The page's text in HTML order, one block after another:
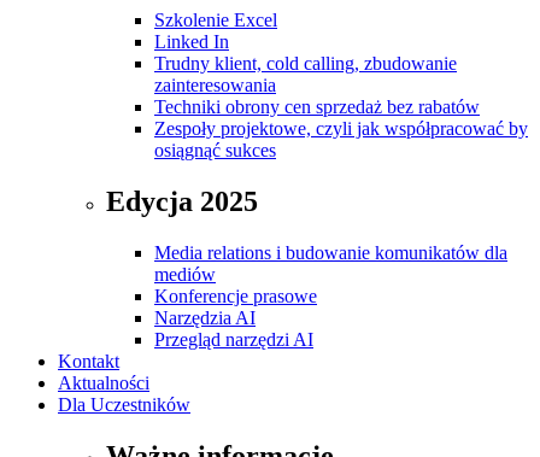
Szkolenie Excel
Linked In
Trudny klient, cold calling, zbudowanie
zainteresowania
Techniki obrony cen sprzedaż bez rabatów
Zespoły projektowe, czyli jak współpracować by
osiągnąć sukces
Edycja 2025
Media relations i budowanie komunikatów dla
mediów
Konferencje prasowe
Narzędzia AI
Przegląd narzędzi AI
Kontakt
Aktualności
Dla Uczestników